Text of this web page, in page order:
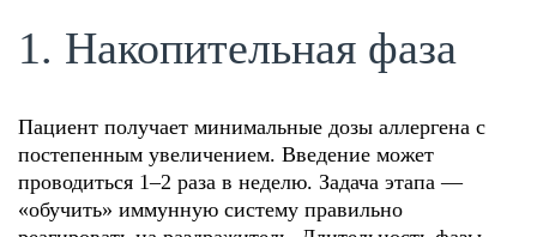
1. Накопительная фаза
Пациент получает минимальные дозы аллергена с
постепенным увеличением. Введение может
проводиться 1–2 раза в неделю. Задача этапа —
«обучить» иммунную систему правильно